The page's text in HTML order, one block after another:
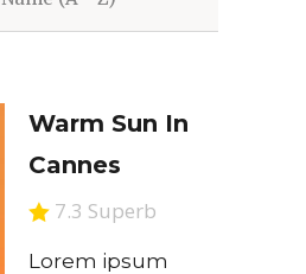
Warm Sun In
Cannes
7.3 Superb
Lorem ipsum